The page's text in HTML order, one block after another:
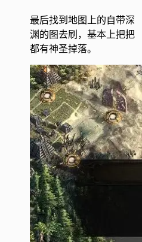
最后找到地图上的自带深
渊的图去刷，基本上把把
都有神圣掉落。